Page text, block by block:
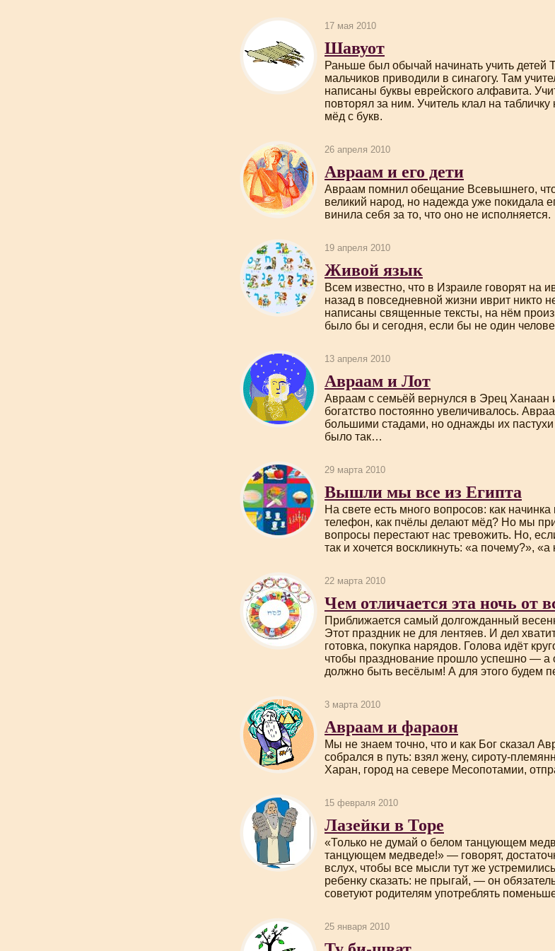
17 мая 2010
Шавуот
Раньше был обычай начинать учить детей
мальчиков приводили в синагогу. Там
написаны буквы еврейского алфавита.
повторял за ним. Учитель клал на
мёд с букв.
26 апреля 2010
Авраам и его дети
Авраам помнил обещание Всевышнего,
великий народ, но надежда уже покидала
винила себя за то, что оно не исполняется.
19 апреля 2010
Живой язык
Всем известно, что в Израиле говорят на
назад в повседневной жизни иврит никто
написаны священные тексты, на нём
было бы и сегодня, если бы не один
13 апреля 2010
Авраам и Лот
Авраам с семьёй вернулся в Эрец Ханаан
богатство постоянно увеличивалось.
большими стадами, но однажды их
было так…
29 марта 2010
Вышли мы все из Египта
На свете есть много вопросов: как
телефон, как пчёлы делают мёд? Но мы
вопросы перестают нас тревожить. Но,
так и хочется воскликнуть: «а почему?», «а
22 марта 2010
Чем отличается эта ночь от
Приближается самый долгожданный
Этот праздник не для лентяев. И дел
готовка, покупка нарядов. Голова идёт
чтобы празднование прошло успешно — а
должно быть весёлым! А для этого будем
3 марта 2010
Авраам и фараон
Мы не знаем точно, что и как Бог сказал
собрался в путь: взял жену, сироту-
Харан, город на севере Месопотамии,
15 февраля 2010
Лазейки в Торе
«Только не думай о белом танцующем
танцующем медведе!» — говорят,
вслух, чтобы все мысли тут же
ребенку сказать: не прыгай, — он
советуют родителям употреблять
25 января 2010